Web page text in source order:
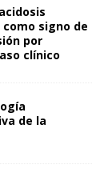
signo de
por
clínico
de la